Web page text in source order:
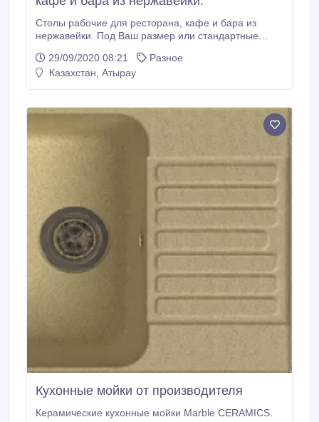
Столы рабочие для ресторана, кафе и бара из
нержавейки. Под Ваш размер или стандартные
предложений для вашей кухни: - Б/У
профессиональные оборудования -
/ Европа, .
29/09/2020 08:21
Разное
Казахстан, Атырау
Кухонные мойки от производителя
Керамические кухонные мойки Marble CERAMICS.